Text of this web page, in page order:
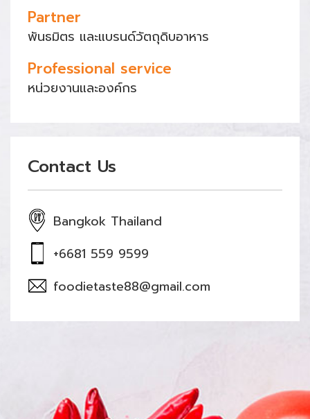
Partner
พันธมิตร และแบรนด์วัตถุดิบอาหาร
Professional service
หน่วยงานและองค์กร
Contact Us
Bangkok Thailand
+6681 559 9599
foodietaste88@gmail.com